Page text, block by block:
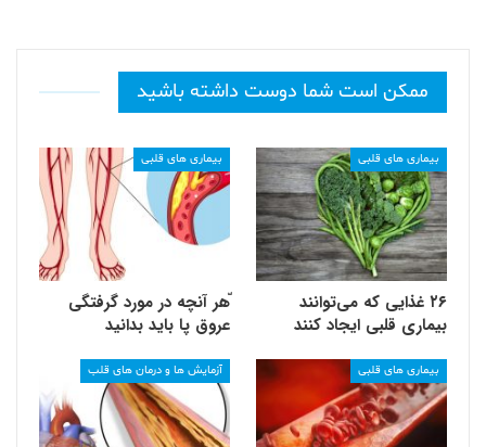
ممکن است شما دوست داشته باشید
بیماری های قلبی
۲۶ غذایی که می‌توانند
بیماری قلبی ایجاد کنند
بیماری های قلبی
ّهر آنچه در مورد گرفتگی
عروق پا باید بدانید
بیماری های قلبی آزمایش ها و درمان های قلب